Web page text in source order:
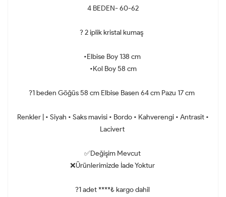
4 BEDEN- 60-62
? 2 iplik kristal kumaş
•Elbise Boy 138 cm
•Kol Boy 58 cm
?1 beden Göğüs 58 cm Elbise Basen 64 cm Pazu 17 cm
Renkler | • Siyah • Saks mavisi • Bordo • Kahverengi • Antrasit •
Lacivert
✅Değişim Mevcut
❌Ürünlerimizde İade Yoktur
?1 adet ****₺ kargo dahil